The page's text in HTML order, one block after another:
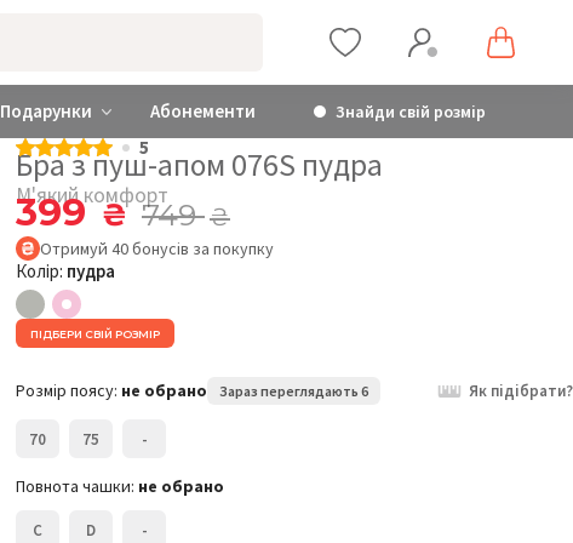
Подарунки Абонементи Знайди свій розмір
5
Бра з пуш-апом 076S пудра
М'який комфорт
399₴ 749₴
Отримуй 40бонусів за покупку
Колір: пудра
ПІДБЕРИ СВІЙ РОЗМІР
Розмір поясу: не обрано Зараз переглядають 6 Як підібрати?
70 75 -
Повнота чашки: не обрано
C D -